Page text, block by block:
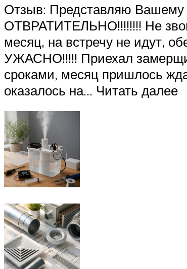
Отзыв: Представляю Вашему
ОТВРАТИТЕЛЬНО!!!!!!!! Не
месяц, на встречу не идут,
УЖАСНО!!!!! Приехал
сроками, месяц пришлось
оказалось на… Читать далее